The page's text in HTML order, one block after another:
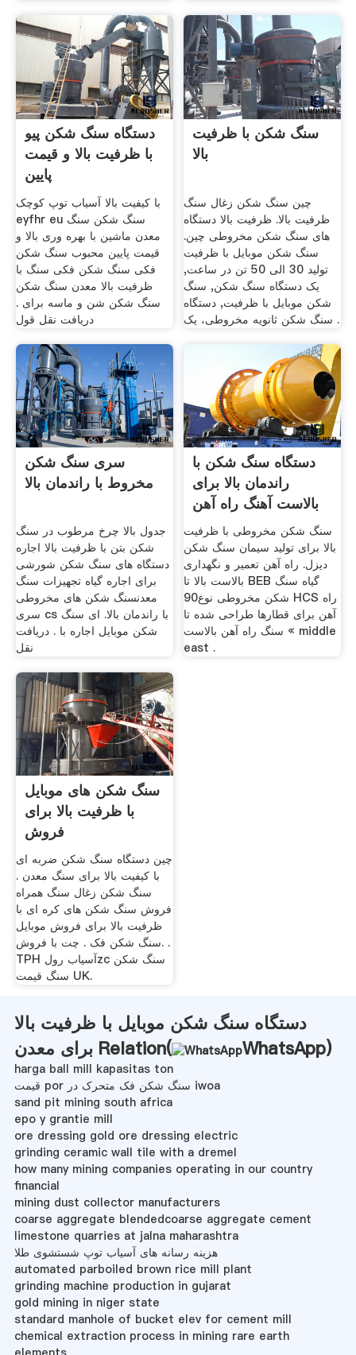
دستگاه سنگ شکن پیو
با ظرفیت بالا و قیمت
پایین
با کیفیت بالا آسیاب توپ کوچک
eyfhr eu سنگ شکن سنگ
معدن ماشین با بهره وری بالا و
قیمت پایین محبوب سنگ شکن
فکی سنگ شکن فکی سنگ با
ظرفیت بالا معدن سنگ شکن
سنگ شکن شن و ماسه برای .
دریافت نقل قول
سنگ شکن با ظرفیت
بالا
چین سنگ شکن زغال سنگ
ظرفیت بالا. ظرفیت بالا دستگاه
های سنگ شکن مخروطی چین.
سنگ شکن موبایل با ظرفیت
تولید 30 الی 50 تن در ساعت,
یک دستگاه سنگ شکن, سنگ
شکن موبایل با ظرفیت, دستگاه
سنگ شکن ثانویه مخروطی، یک .
سری سنگ شکن
مخروط با راندمان بالا
جدول بالا چرخ مرطوب در سنگ
شکن بتن با ظرفیت بالا اجاره
دستگاه های سنگ شکن شورشی
برای اجاره گیاه تجهیزات سنگ
معدنسنگ شکن های مخروطی
سری cs با راندمان بالا. ای سنگ
شکن موبایل اجاره با . دریافت
نقل
دستگاه سنگ شکن با
راندمان بالا برای
بالاست آهنگ راه آهن
سنگ شکن مخروطی با ظرفیت
بالا برای تولید سیمان سنگ شکن
دیزل. راه آهن تعمیر و نگهداری
بالاست بالا تا BEB گیاه سنگ
شکن مخروطی نوع90 HCS راه
آهن برای قطارها طراحی شده تا
سنگ راه آهن بالاست « middle
east .
سنگ شکن های موبایل
با ظرفیت بالا برای
فروش
چین دستگاه سنگ شکن ضربه ای
با کیفیت بالا برای سنگ معدن .
سنگ شکن زغال سنگ همراه
فروش سنگ شکن های کره ای با
ظرفیت بالا برای فروش موبایل
سنگ شکن فک . چت با فروش. .
TPH آسیاب رولzc سنگ شکن
سنگ قیمت UK.
دستگاه سنگ شکن موبایل با ظرفیت بالا
برای معدن Relation(
WhatsApp)
harga ball mill kapasitas ton
قیمت por سنگ شکن فک متحرک در iwoa
sand pit mining south africa
epo y grantie mill
ore dressing gold ore dressing electric
grinding ceramic wall tile with a dremel
how many mining companies operating in our country
financial
mining dust collector manufacturers
coarse aggregate blendedcoarse aggregate cement
limestone quarries at jalna maharashtra
هزینه رسانه های آسیاب توپ شستشوی طلا
automated parboiled brown rice mill plant
grinding machine production in gujarat
gold mining in niger state
standard manhole of bucket elev for cement mill
chemical extraction process in mining rare earth